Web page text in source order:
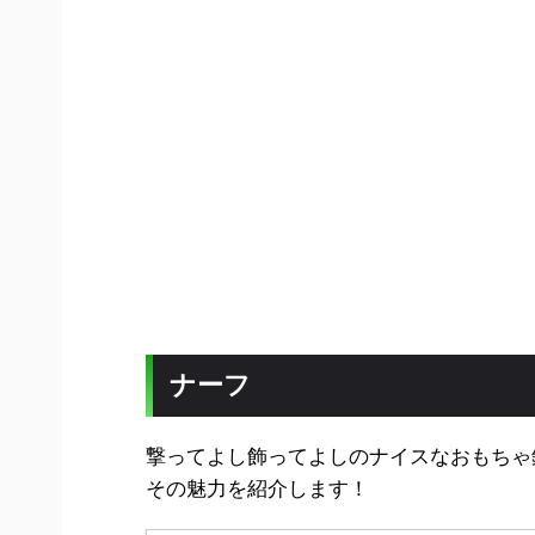
ナーフ
撃ってよし飾ってよしのナイスなおもちゃ
その魅力を紹介します！